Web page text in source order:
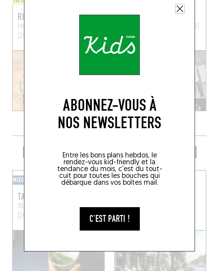
ABONNEZ-VOUS À
NOS NEWSLETTERS
Entre les bons plans hebdos, le
rendez-vous kid-friendly et la
tendance du mois, c'est du tout-
cuit pour toutes les bouches qui
débarque dans vos boîtes mail.
C'EST PARTI !
RIKU RAMEN
Haarstraat 15
(2000)
INVINCIBLE
Anvers (2000)
PRENDRE UN VERRE DANS LE COIN
MIXOMANIAQUE
TAZU
10 Vlaaikensgang
Anvers
(2000)
BAR-BAR
Ernest Van Dijckkaai 18
Anvers (2000)